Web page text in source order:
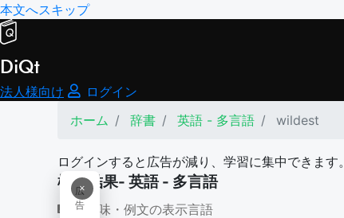
本文へスキップ
DiQt
法人様向け
ログイン
ホーム
辞書 英語 - 多言語 wildest
ログインすると広告が減り、学習に集中できます。
×
広
告
検索結果- 英語 - 多言語
意味・例文の表示言語